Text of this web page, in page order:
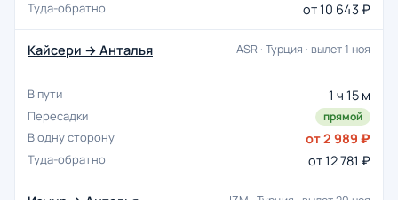
от 10 643 ₽
Кайсери → Анталья ASR · Турция · вылет 1 ноя
1 ч 15 м
прямой
от 2 989 ₽
от 12 781 ₽